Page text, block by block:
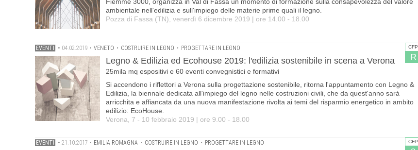
ambientale nell'edilizia e sull'impiego delle materie prime quali il legno.
Pozza di Fassa (TN), venerdì 6 dicembre 2019 | ore 14.00 - 18.00
CFP
R
EVENTI • 04.02.2019 • VENETO • COSTRUIRE IN LEGNO • PROGETTARE IN LEGNO
Legno & Edilizia ed Ecohouse 2019: l'edilizia sostenibile in scena a Verona
25mila mq espositivi e 60 eventi convegnistici e formativi
Si accendono i riflettori a Verona sulla progettazione sostenibile, ritorna l'appuntamento con Legno &
Edilizia, la biennale dedicata all'impiego del legno nelle costruzioni civili, che da quest'anno sarà
arricchita e affiancata da una nuova manifestazione rivolta ai temi del risparmio energetico in ambito
edilizio: EcoHouse.
Verona, 7 - 10 febbraio 2019 | ore 9.00 - 18.00
CFP
EVENTI • 21.10.2017 • EMILIA ROMAGNA • COSTRUIRE IN LEGNO • PROGETTARE IN LEGNO